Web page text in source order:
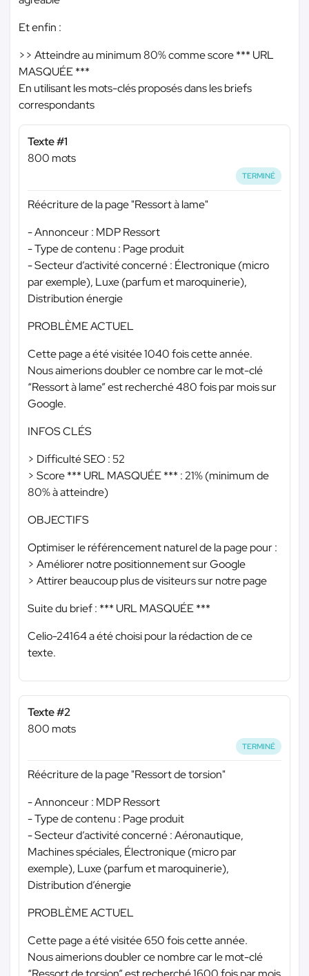
Et enfin :
>> Atteindre au minimum 80% comme score*** URL
MASQUÉE ***
En utilisant les mots-clés proposés dans les briefs
correspondants
Texte #1
800 mots
TERMINÉ
Réécriture de la page "Ressort à lame"
- Annonceur : MDP Ressort
- Type de contenu : Page produit
- Secteur d’activité concerné : Électronique (micro
par exemple), Luxe (parfum et maroquinerie),
Distribution énergie
PROBLÈME ACTUEL
Cette page a été visitée 1040 fois cette année.
Nous aimerions doubler ce nombre car le mot-clé
“Ressort à lame” est recherché 480 fois par mois sur
Google.
INFOS CLÉS
> Difficulté SEO : 52
> Score*** URL MASQUÉE *** : 21% (minimum de
80% à atteindre)
OBJECTIFS
Optimiser le référencement naturel de la page pour :
> Améliorer notre positionnement sur Google
> Attirer beaucoup plus de visiteurs sur notre page
Suite du brief : *** URL MASQUÉE ***
Celio-24164 a été choisi pour la rédaction de ce
texte.
Texte #2
800 mots
TERMINÉ
Réécriture de la page "Ressort de torsion"
- Annonceur : MDP Ressort
- Type de contenu : Page produit
- Secteur d’activité concerné : Aéronautique,
Machines spéciales, Électronique (micro par
exemple), Luxe (parfum et maroquinerie),
Distribution d’énergie
PROBLÈME ACTUEL
Cette page a été visitée 650 fois cette année.
Nous aimerions doubler ce nombre car le mot-clé